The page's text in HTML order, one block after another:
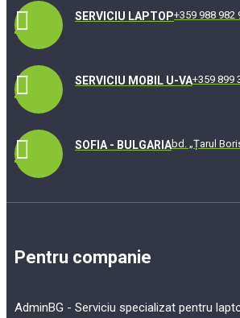
SERVICIU LAPTOP+359 988 982
SERVICIU MOBIL U-VA+359 899
SOFIA - BULGARIAbd. „Țarul
Pentru companie
AdminBG - Serviciu specializat pentru